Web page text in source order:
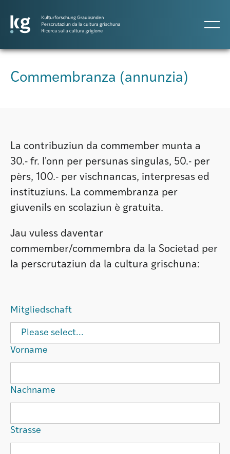
Persunas
Agenda
Institut
Atlas GR
Commembranza (annunzia)
La contribuziun da commember munta a
30.- fr. l'onn per persunas singulas, 50.- per
pèrs, 100.- per vischnancas, interpresas ed
instituziuns. La commembranza per
giuvenils en scolaziun è gratuita.
Jau vuless daventar
commember/commembra da la Societad per
la perscrutaziun da la cultura grischuna:
Mitgliedschaft
Vorname
Nachname
Strasse